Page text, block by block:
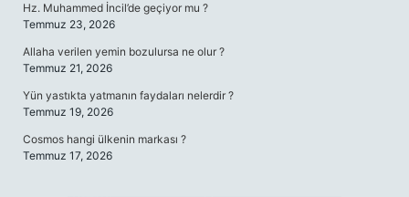
Hz. Muhammed İncil’de geçiyor mu ?
Temmuz 23, 2026
Allaha verilen yemin bozulursa ne olur ?
Temmuz 21, 2026
Yün yastıkta yatmanın faydaları nelerdir ?
Temmuz 19, 2026
Cosmos hangi ülkenin markası ?
Temmuz 17, 2026